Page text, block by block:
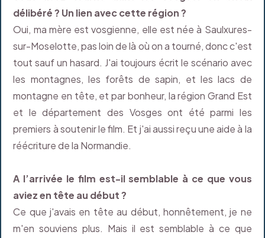
délibéré ? Un lien avec cette région ?
Oui, ma mère est vosgienne, elle est née à Saulxures-
sur-Moselotte, pas loin de là où on a tourné, donc c'est
tout sauf un hasard. J'ai toujours écrit le scénario avec
les montagnes, les forêts de sapin, et les lacs de
montagne en tête, et par bonheur, la région Grand Est
et le département des Vosges ont été parmi les
premiers à soutenir le film. Et j'ai aussi reçu une aide à la
réécriture de la Normandie.
A l’arrivée le film est-il semblable à ce que vous
aviez en tête au début ?
Ce que j'avais en tête au début, honnêtement, je ne
m'en souviens plus. Mais il est semblable à ce que